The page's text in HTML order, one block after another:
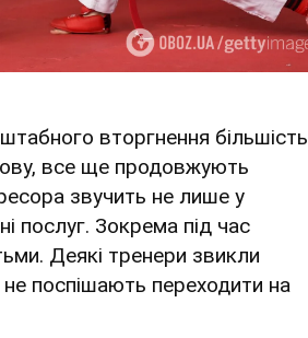
вторгнення більшість
все ще продовжують
звучить не лише у
послуг. Зокрема під час
Деякі тренери звикли
поспішають переходити на